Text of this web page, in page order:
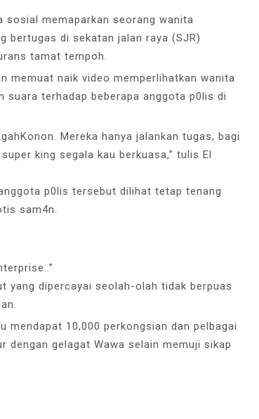
sosial memaparkan seorang wanita
bertugas di sekatan jalan raya (SJR)
tamat tempoh.
memuat naik video memperlihatkan wanita
suara terhadap beberapa anggota p0lis di
Mereka hanya jalankan tugas, bagi
king segala kau berkuasa,” tulis El
p0lis tersebut dilihat tetap tenang
sam4n.
yang dipercayai seolah-olah tidak berpuas
10,000 perkongsian dan pelbagai
dengan gelagat Wawa selain memuji sikap